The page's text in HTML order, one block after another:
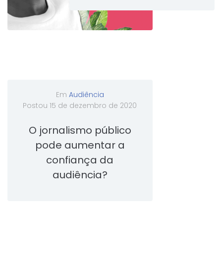
Em Audiência
Postou15 de dezembro de 2020
O jornalismo público
pode aumentar a
confiança da
audiência?